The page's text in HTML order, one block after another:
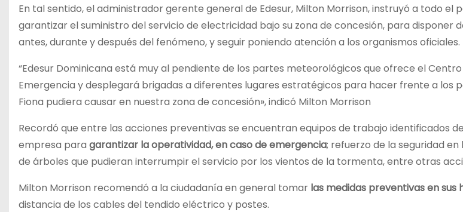
En tal sentido, el administrador gerente general de Edesur, Milton Morrison, instruyó a todo el
garantizar el suministro del servicio de electricidad bajo su zona de concesión, para disponer
antes, durante y después del fenómeno, y seguir poniendo atención a los organismos oficiales.
“Edesur Dominicana está muy al pendiente de los partes meteorológicos que ofrece el
Emergencia y desplegará brigadas a diferentes lugares estratégicos para hacer frente a los
Fiona pudiera causar en nuestra zona de concesión», indicó Milton Morrison
Recordó que entre las acciones preventivas se encuentran equipos de trabajo identificados
empresa para garantizar la operatividad, en caso de emergencia; refuerzo de la seguridad
de árboles que pudieran interrumpir el servicio por los vientos de la tormenta, entre otras
Milton Morrison recomendó a la ciudadanía en general tomar las medidas preventivas en sus
distancia de los cables del tendido eléctrico y postes.